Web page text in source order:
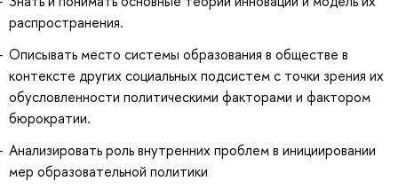
распространения.
Описывать место системы образования в обществе в
контексте других социальных подсистем с точки зрения их
обусловленности политическими факторами и фактором
бюрократии.
Анализировать роль внутренних проблем в инициировании
мер образовательной политики